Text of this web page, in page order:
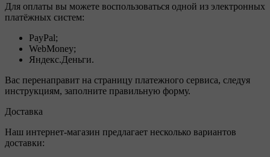
Для оплаты вы можете воспользоваться одной из электронных
платёжных систем:
PayPal;
WebMoney;
Яндекс.Деньги.
Вас перенаправит на страницу платежного сервиса, следуя
инструкциям, заполните правильную форму.
Доставка
Наш интернет-магазин предлагает несколько вариантов
доставки: